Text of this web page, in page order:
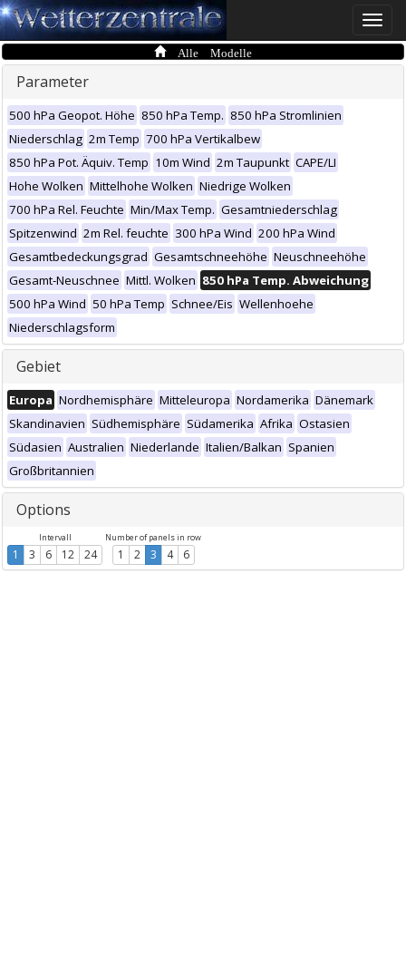
Toggle
Alle Modelle
Parameter
500 hPa Geopot. Höhe 850 hPa Temp. 850 hPa Stromlinien
Niederschlag 2m Temp 700 hPa Vertikalbew
850 hPa Pot. Äquiv. Temp 10m Wind 2m Taupunkt CAPE/LI
Hohe Wolken Mittelhohe Wolken Niedrige Wolken
700 hPa Rel. Feuchte Min/Max Temp. Gesamtniederschlag
Spitzenwind 2m Rel. feuchte 300 hPa Wind 200 hPa Wind
Gesamtbedeckungsgrad Gesamtschneehöhe Neuschneehöhe
Gesamt-Neuschnee Mittl. Wolken 850 hPa Temp. Abweichung
500 hPa Wind 50 hPa Temp Schnee/Eis Wellenhoehe
Niederschlagsform
Gebiet
Europa Nordhemisphäre Mitteleuropa Nordamerika Dänemark
Skandinavien Südhemisphäre Südamerika Afrika Ostasien
Südasien Australien Niederlande Italien/Balkan Spanien
Großbritannien
Options
Intervall
1 3 6 12 24
Number of panels in row
1 2 3 4 6